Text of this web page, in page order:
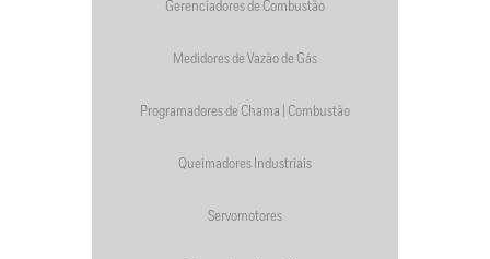
Gerenciadores de Combustão
Medidores de Vazão de Gás
Programadores de Chama | Combustão
Queimadores Industriais
Servomotores